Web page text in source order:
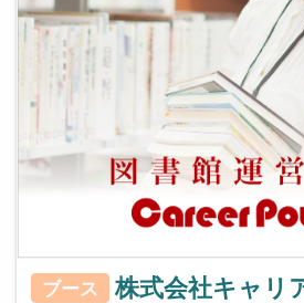
ブース 株式会社キャリ